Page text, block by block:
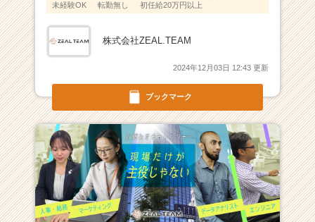
切
拓
用
買
取
の
リ
ー
デ
ィ
ン
ブックマーク
未経験OK
転勤無し 初任給20万円以上
株式会社ZEAL.TEAM
2024年12月03日 12:43 更新